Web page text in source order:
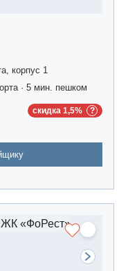
корпус 1
· 5 мин. пешком
скидка 1,5%